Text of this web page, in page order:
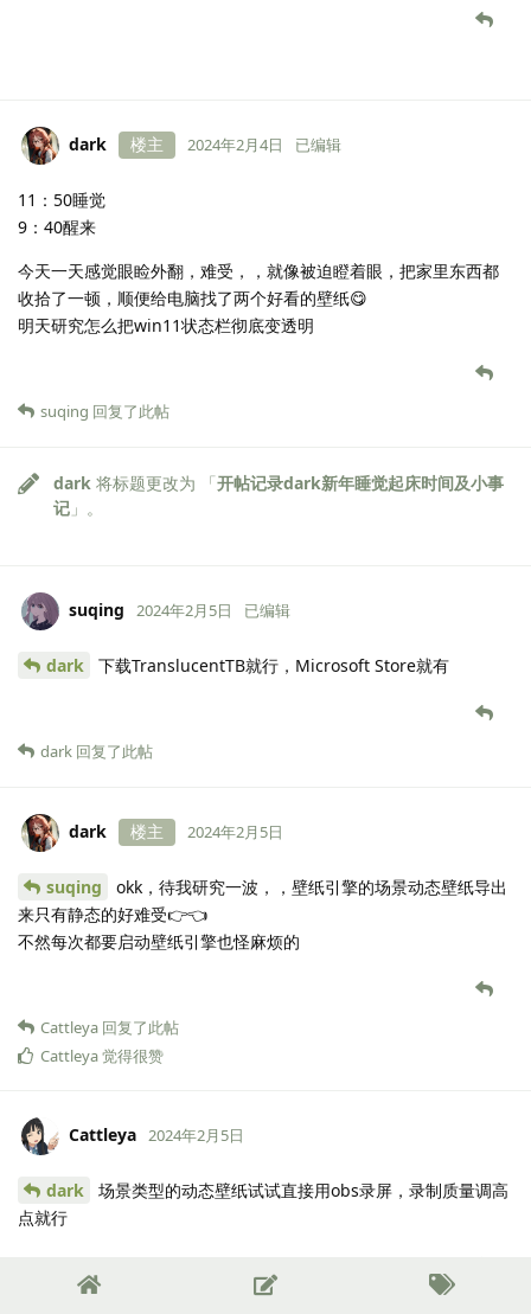
dark 楼主 2024年2月4日 已编辑
11：50睡觉
9：40醒来
今天一天感觉眼睑外翻，难受，，就像被迫瞪着眼，把家里东西都
收拾了一顿，顺便给电脑找了两个好看的壁纸😋
明天研究怎么把win11状态栏彻底变透明
suqing 回复了此帖
dark 将标题更改为 「开帖记录dark新年睡觉起床时间及小事
记 」。
suqing 2024年2月5日 已编辑
dark 下载TranslucentTB就行，Microsoft Store就有
dark 回复了此帖
dark 楼主 2024年2月5日
suqing
okk，待我研究一波，，壁纸引擎的场景动态壁纸导出
来只有静态的好难受👉👈
不然每次都要启动壁纸引擎也怪麻烦的
Cattleya 回复了此帖
Cattleya觉得很赞
Cattleya 2024年2月5日
dark
场景类型的动态壁纸试试直接用obs录屏，录制质量调高
点就行